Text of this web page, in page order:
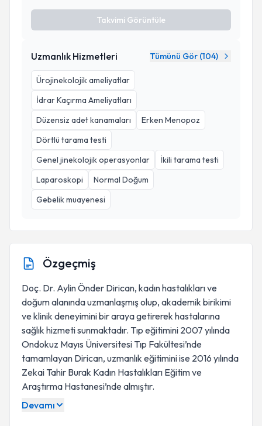
Takvimi Görüntüle
Uzmanlık Hizmetleri Tümünü Gör (104)
Ürojinekolojik ameliyatlar
İdrar Kaçırma Ameliyatları
Düzensiz adet kanamaları
Erken Menopoz
Dörtlü tarama testi
Genel jinekolojik operasyonlar
İkili tarama testi
Laparoskopi
Normal Doğum
Gebelik muayenesi
Özgeçmiş
Doç. Dr. Aylin Önder Dirican, kadın hastalıkları ve
doğum alanında uzmanlaşmış olup, akademik birikimi
ve klinik deneyimini bir araya getirerek hastalarına
sağlık hizmeti sunmaktadır. Tıp eğitimini 2007 yılında
Ondokuz Mayıs Üniversitesi Tıp Fakültesi’nde
tamamlayan Dirican, uzmanlık eğitimini ise 2016 yılında
Zekai Tahir Burak Kadın Hastalıkları Eğitim ve
Araştırma Hastanesi’nde almıştır.
Devamı